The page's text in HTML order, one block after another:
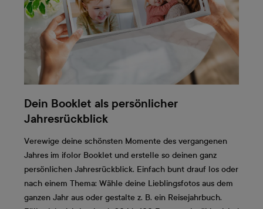
Dein Booklet als persönlicher
Jahresrückblick
Verewige deine schönsten Momente des vergangenen
Jahres im ifolor Booklet und erstelle so deinen ganz
persönlichen Jahresrückblick. Einfach bunt drauf los oder
nach einem Thema: Wähle deine Lieblingsfotos aus dem
ganzen Jahr aus oder gestalte z. B. ein Reisejahrbuch.